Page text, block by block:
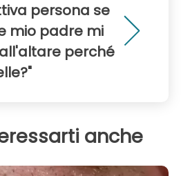
persona se
mio padre mi
perché
anche